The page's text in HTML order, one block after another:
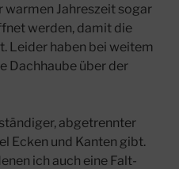
warmen Jahreszeit sogar
werden, damit die
Leider haben bei weitem
Dachhaube über der
abgetrennter
Ecken und Kanten gibt.
ich auch eine Falt-